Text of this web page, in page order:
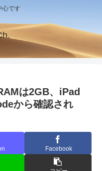
心です
は2GB、iPad
から確認され
Facebook